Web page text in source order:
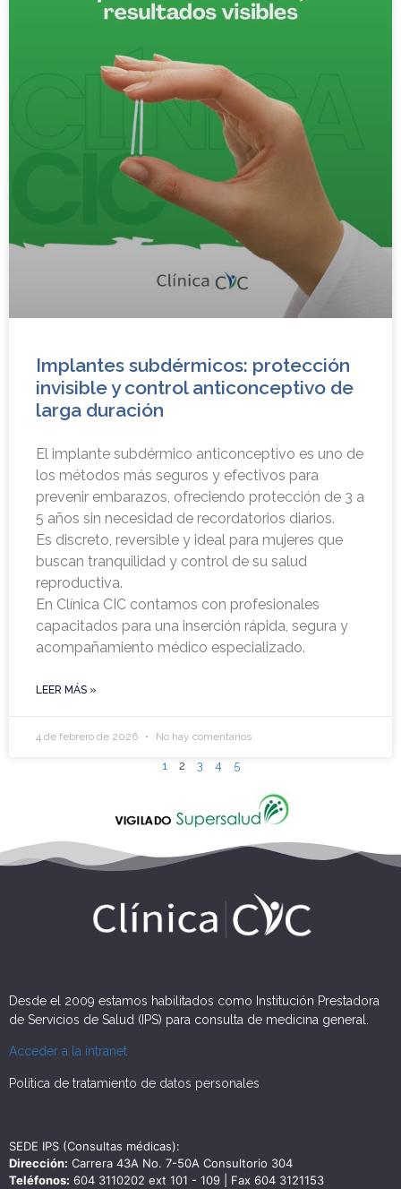
Implantes subdérmicos: protección
invisible y control anticonceptivo de
larga duración
El implante subdérmico anticonceptivo es uno de
los métodos más seguros y efectivos para
prevenir embarazos, ofreciendo protección de 3 a
5 años sin necesidad de recordatorios diarios.
Es discreto, reversible y ideal para mujeres que
buscan tranquilidad y control de su salud
reproductiva.
En Clínica CIC contamos con profesionales
capacitados para una inserción rápida, segura y
acompañamiento médico especializado.
LEER MÁS »
4 de febrero de 2026 No hay comentarios
1 2 3 4 5
Desde el 2009 estamos habilitados como Institución Prestadora
de Servicios de Salud (IPS) para consulta de medicina general.
Acceder a la intranet
Política de tratamiento de datos personales
SEDE IPS (Consultas médicas):
Dirección: Carrera 43A No. 7-50A Consultorio 304
Teléfonos: 604 3110202 ext 101 - 109 | Fax 604 3121153